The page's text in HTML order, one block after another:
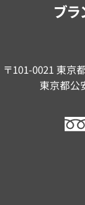
ブ
〒101-0021 東京
東京都公